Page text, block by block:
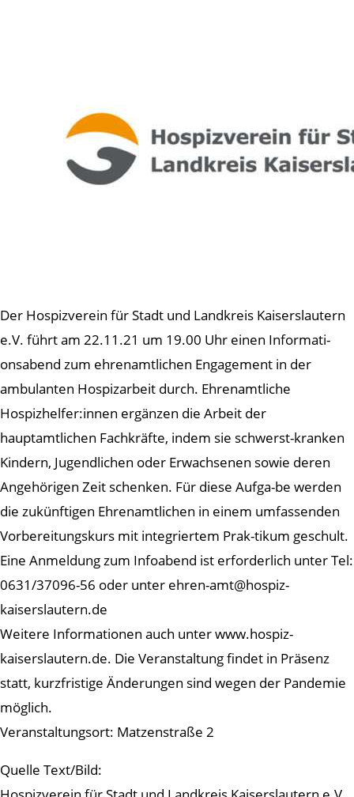
Der Hospizverein für Stadt und Landkreis Kaiserslautern
e.V. führt am 22.11.21 um 19.00 Uhr einen Informati-
onsabend zum ehrenamtlichen Engagement in der
ambulanten Hospizarbeit durch. Ehrenamtliche
Hospizhelfer:innen ergänzen die Arbeit der
hauptamtlichen Fachkräfte, indem sie schwerst-kranken
Kindern, Jugendlichen oder Erwachsenen sowie deren
Angehörigen Zeit schenken. Für diese Aufga-be werden
die zukünftigen Ehrenamtlichen in einem umfassenden
Vorbereitungskurs mit integriertem Prak-tikum geschult.
Eine Anmeldung zum Infoabend ist erforderlich unter Tel:
0631/37096-56 oder unter ehren-amt@hospiz-
kaiserslautern.de
Weitere Informationen auch unter www.hospiz-
kaiserslautern.de. Die Veranstaltung findet in Präsenz
statt, kurzfristige Änderungen sind wegen der Pandemie
möglich.
Veranstaltungsort: Matzenstraße 2
Quelle Text/Bild: